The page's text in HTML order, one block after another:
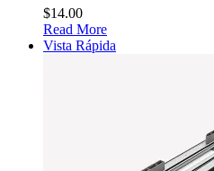
$14.00
Read More
Vista Rápida